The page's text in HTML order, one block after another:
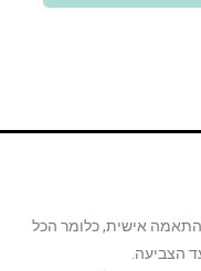
אישית, כלומר הכל
הצביעה.